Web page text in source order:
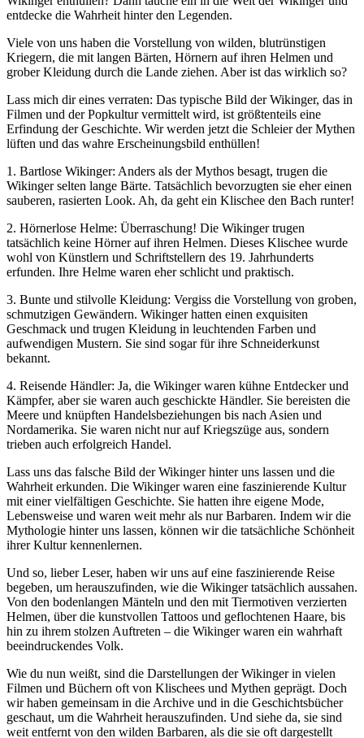
entdecke die Wahrheit hinter den Legenden.
Viele von uns haben die Vorstellung von wilden, blutrünstigen
Kriegern, die mit langen Bärten, Hörnern auf ihren Helmen und
grober Kleidung durch die Lande ziehen. Aber ist das wirklich so?
Lass mich dir eines verraten: Das typische Bild der Wikinger, das in
Filmen und der Popkultur vermittelt wird, ist größtenteils eine
Erfindung der Geschichte. Wir werden jetzt die Schleier der Mythen
lüften und das wahre Erscheinungsbild enthüllen!
1. Bartlose Wikinger: Anders als der Mythos besagt, trugen die
Wikinger selten lange Bärte. Tatsächlich bevorzugten sie eher einen
sauberen, rasierten Look. Ah, da geht ein Klischee den Bach runter!
2. Hörnerlose Helme: Überraschung! Die Wikinger trugen
tatsächlich keine Hörner auf ihren Helmen. Dieses Klischee wurde
wohl von Künstlern und Schriftstellern des 19. Jahrhunderts
erfunden. Ihre Helme waren eher schlicht und praktisch.
3. Bunte und stilvolle Kleidung: Vergiss die Vorstellung von groben,
schmutzigen Gewändern. Wikinger hatten einen exquisiten
Geschmack und trugen Kleidung in leuchtenden Farben und
aufwendigen Mustern. Sie sind sogar für ihre Schneiderkunst
bekannt.
4. Reisende Händler: Ja, die Wikinger waren kühne Entdecker und
Kämpfer, aber sie waren auch geschickte Händler. Sie bereisten die
Meere und knüpften Handelsbeziehungen bis nach Asien und
Nordamerika. Sie waren nicht nur auf Kriegszüge aus, sondern
trieben auch erfolgreich Handel.
Lass uns das falsche Bild der Wikinger hinter uns lassen und die
Wahrheit erkunden. Die Wikinger waren eine faszinierende Kultur
mit einer vielfältigen Geschichte. Sie hatten ihre eigene Mode,
Lebensweise und waren weit mehr als nur Barbaren. Indem wir die
Mythologie hinter uns lassen, können wir die tatsächliche Schönheit
ihrer Kultur kennenlernen.
Und so, lieber Leser, haben wir uns auf eine faszinierende Reise
begeben, um herauszufinden, wie die Wikinger tatsächlich aussahen.
Von den bodenlangen Mänteln und den mit Tiermotiven verzierten
Helmen, über die kunstvollen Tattoos und geflochtenen Haare, bis
hin zu ihrem stolzen Auftreten – die Wikinger waren ein wahrhaft
beeindruckendes Volk.
Wie du nun weißt, sind die Darstellungen der Wikinger in vielen
Filmen und Büchern oft von Klischees und Mythen geprägt. Doch
wir haben gemeinsam in die Archive und in die Geschichtsbücher
geschaut, um die Wahrheit herauszufinden. Und siehe da, sie sind
weit entfernt von den wilden Barbaren, als die sie oft dargestellt